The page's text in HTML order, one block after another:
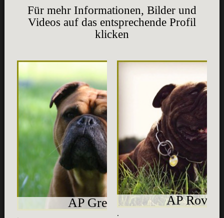
Für mehr Informationen, Bilder und
Videos auf das entsprechende Profil
klicken
AP Greif AP Rover
.